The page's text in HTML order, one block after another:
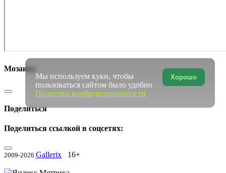
Мозаика
Поделиться
Поделиться ссылкой в соцсетях:
2009-2026 Gallerix 16+
Хорошо
Мы используем куки, чтобы
пользоваться сайтом было удобно
Политика конфиденциальности